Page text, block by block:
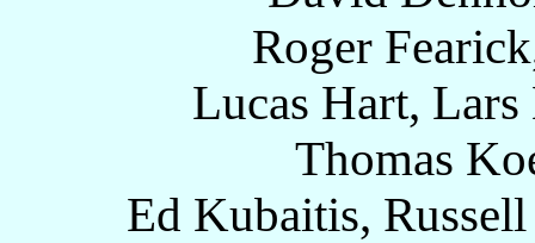
Roger
Lucas Hart, Lars
Thomas
Ed Kubaitis,